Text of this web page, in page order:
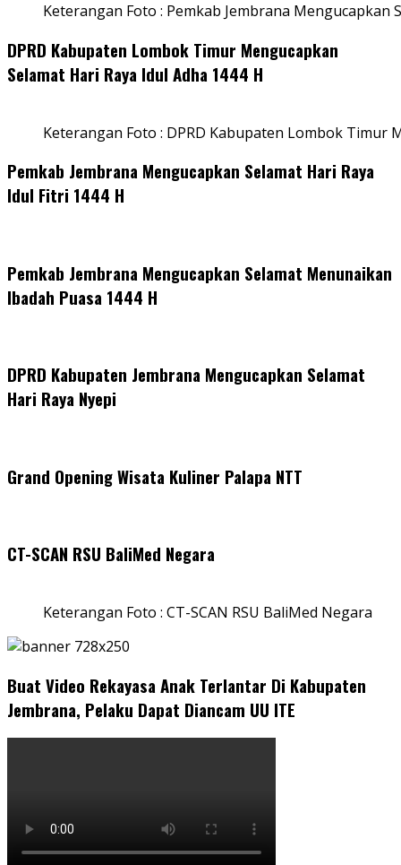
Keterangan Foto : Pemkab Jembrana Mengucapkan
DPRD Kabupaten Lombok Timur Mengucapkan
Selamat Hari Raya Idul Adha 1444 H
Keterangan Foto : DPRD Kabupaten Lombok Timur
Pemkab Jembrana Mengucapkan Selamat Hari Raya
Idul Fitri 1444 H
Pemkab Jembrana Mengucapkan Selamat Menunaikan
Ibadah Puasa 1444 H
DPRD Kabupaten Jembrana Mengucapkan Selamat
Hari Raya Nyepi
Grand Opening Wisata Kuliner Palapa NTT
CT-SCAN RSU BaliMed Negara
Keterangan Foto : CT-SCAN RSU BaliMed Negara
Buat Video Rekayasa Anak Terlantar Di Kabupaten
Jembrana, Pelaku Dapat Diancam UU ITE